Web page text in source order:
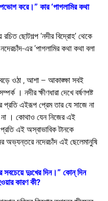
করে।” কার ‘পাগলামির কথা
ছোটগল্প ‘নদীর বিদ্রোহ’ থেকে
এর ‘পাগলামির কথা কথা বলা
ওঠা , আশা – আকাঙ্ক্ষা সবই
। নদীর ক্ষীণধারা দেখে বর্ষণপষ্ট
এইরূপ প্রেম তার যে সাজে না
। কোথাও যেন নিজের এই
এই অস্বাভাবিক টানকে
অভ্যন্তরে নদেরচাঁদ এই ছেলেমানুষি
দুঃখের দিন।” কোন্ দিন
কারণ কী?